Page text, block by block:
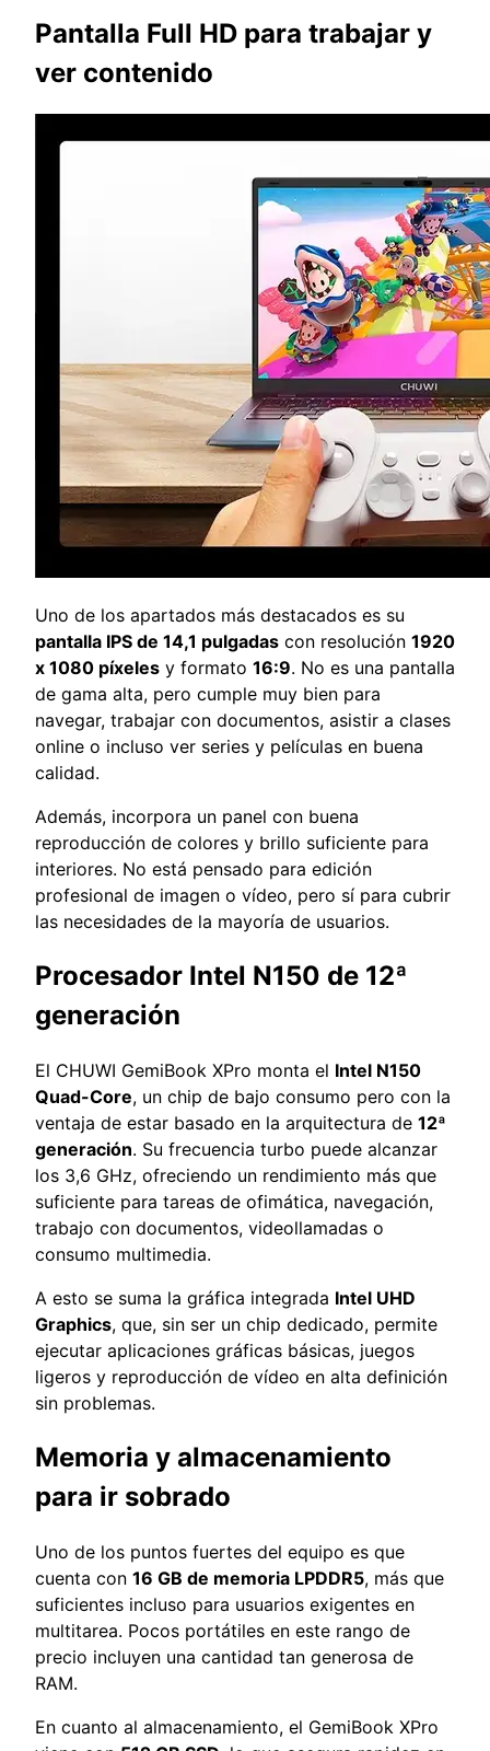
Pantalla Full HD para trabajar y
ver contenido
Uno de los apartados más destacados es su
pantalla IPS de 14,1 pulgadas con resolución 1920
x 1080 píxeles y formato 16:9. No es una pantalla
de gama alta, pero cumple muy bien para
navegar, trabajar con documentos, asistir a clases
online o incluso ver series y películas en buena
calidad.
Además, incorpora un panel con buena
reproducción de colores y brillo suficiente para
interiores. No está pensado para edición
profesional de imagen o vídeo, pero sí para cubrir
las necesidades de la mayoría de usuarios.
Procesador Intel N150 de 12ª
generación
El CHUWI GemiBook XPro monta el Intel N150
Quad-Core, un chip de bajo consumo pero con la
ventaja de estar basado en la arquitectura de 12ª
generación. Su frecuencia turbo puede alcanzar
los 3,6 GHz, ofreciendo un rendimiento más que
suficiente para tareas de ofimática, navegación,
trabajo con documentos, videollamadas o
consumo multimedia.
A esto se suma la gráfica integrada Intel UHD
Graphics, que, sin ser un chip dedicado, permite
ejecutar aplicaciones gráficas básicas, juegos
ligeros y reproducción de vídeo en alta definición
sin problemas.
Memoria y almacenamiento
para ir sobrado
Uno de los puntos fuertes del equipo es que
cuenta con 16 GB de memoria LPDDR5, más que
suficientes incluso para usuarios exigentes en
multitarea. Pocos portátiles en este rango de
precio incluyen una cantidad tan generosa de
RAM.
En cuanto al almacenamiento, el GemiBook XPro